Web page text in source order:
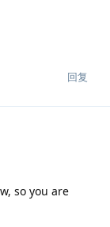
回复
so you are